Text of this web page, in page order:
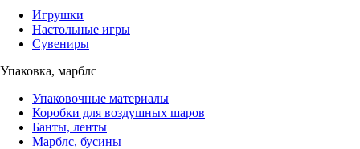
Игрушки
Настольные игры
Сувениры
Упаковка, марблс
Упаковочные материалы
Коробки для воздушных шаров
Банты, ленты
Марблс, бусины